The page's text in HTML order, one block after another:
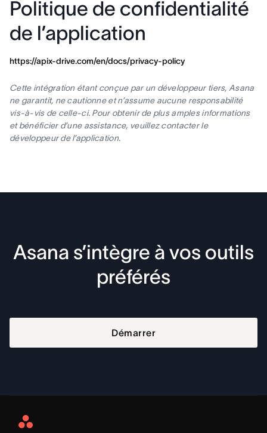
Politique de confidentialité
de l’application
https://apix-drive.com/en/docs/privacy-policy
Cette intégration étant conçue par un développeur tiers, Asana
ne garantit, ne cautionne et n’assume aucune responsabilité
vis-à-vis de celle-ci. Pour obtenir de plus amples informations
et bénéficier d’une assistance, veuillez contacter le
développeur de l’application.
Asana s’intègre à vos outils
préférés
Démarrer
Asana